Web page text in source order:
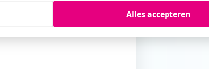
Alles accepteren